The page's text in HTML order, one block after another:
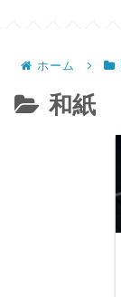
ホーム
和紙